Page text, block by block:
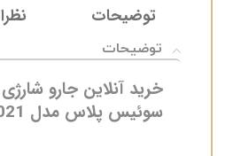
توضیحات
توضیحات
خرید آنلاین جارو
سوئیس پلاس مدل SRVC-3021